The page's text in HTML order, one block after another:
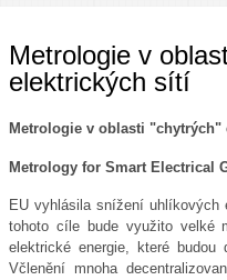
Metrologie v
elektrických sítí
Metrologie v oblasti
Metrology for Smart Electrical
EU vyhlásila snížení
tohoto cíle bude využito velké
elektrické energie, které
Včlenění mnoha